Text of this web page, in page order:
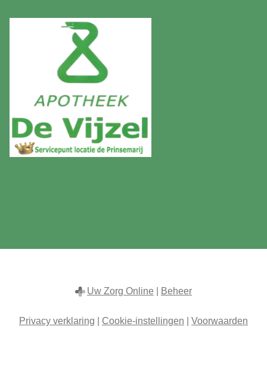
Uw Zorg Online Beheer
Privacy verklaring Cookie-instellingen Voorwaarden